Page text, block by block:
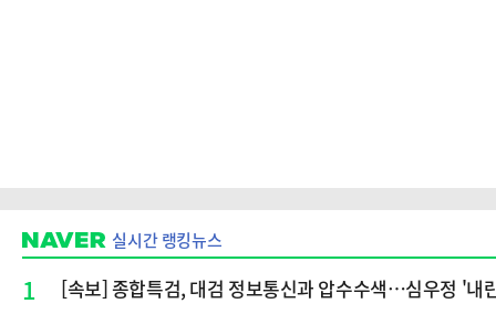
실시간 랭킹뉴스
1 [속보] 종합특검, 대검 정보통신과 압수수색…심우정 '내